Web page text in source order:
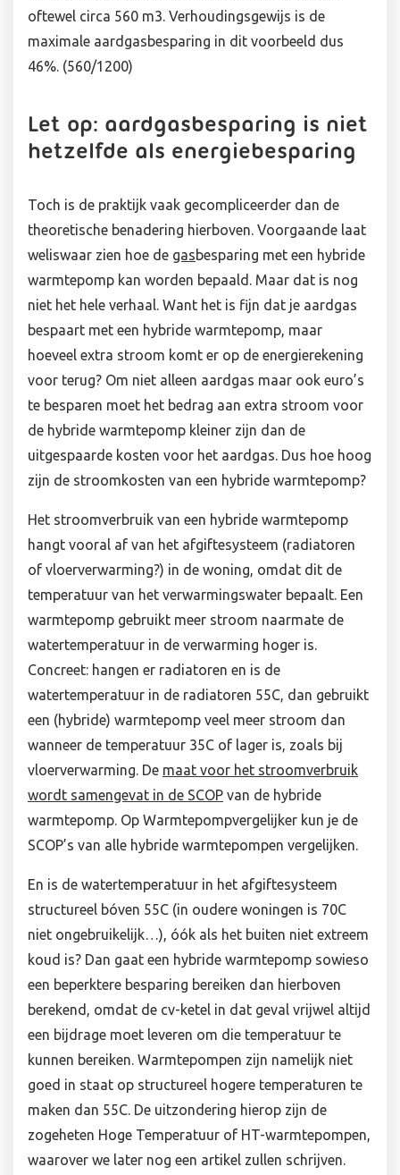
oftewel circa 560 m3. Verhoudingsgewijs is de
maximale aardgasbesparing in dit voorbeeld dus
46%. (560/1200)
Let op: aardgasbesparing is niet
hetzelfde als energiebesparing
Toch is de praktijk vaak gecompliceerder dan de
theoretische benadering hierboven. Voorgaande laat
weliswaar zien hoe de gasbesparing met een hybride
warmtepomp kan worden bepaald. Maar dat is nog
niet het hele verhaal. Want het is fijn dat je aardgas
bespaart met een hybride warmtepomp, maar
hoeveel extra stroom komt er op de energierekening
voor terug? Om niet alleen aardgas maar ook euro’s
te besparen moet het bedrag aan extra stroom voor
de hybride warmtepomp kleiner zijn dan de
uitgespaarde kosten voor het aardgas. Dus hoe hoog
zijn de stroomkosten van een hybride warmtepomp?
Het stroomverbruik van een hybride warmtepomp
hangt vooral af van het afgiftesysteem (radiatoren
of vloerverwarming?) in de woning, omdat dit de
temperatuur van het verwarmingswater bepaalt. Een
warmtepomp gebruikt meer stroom naarmate de
watertemperatuur in de verwarming hoger is.
Concreet: hangen er radiatoren en is de
watertemperatuur in de radiatoren 55C, dan gebruikt
een (hybride) warmtepomp veel meer stroom dan
wanneer de temperatuur 35C of lager is, zoals bij
vloerverwarming. De maat voor het stroomverbruik
wordt samengevat in de SCOP van de hybride
warmtepomp. Op Warmtepompvergelijker kun je de
SCOP’s van alle hybride warmtepompen vergelijken.
En is de watertemperatuur in het afgiftesysteem
structureel bóven 55C (in oudere woningen is 70C
niet ongebruikelijk…), óók als het buiten niet extreem
koud is? Dan gaat een hybride warmtepomp sowieso
een beperktere besparing bereiken dan hierboven
berekend, omdat de cv-ketel in dat geval vrijwel altijd
een bijdrage moet leveren om die temperatuur te
kunnen bereiken. Warmtepompen zijn namelijk niet
goed in staat op structureel hogere temperaturen te
maken dan 55C. De uitzondering hierop zijn de
zogeheten Hoge Temperatuur of HT-warmtepompen,
waarover we later nog een artikel zullen schrijven.